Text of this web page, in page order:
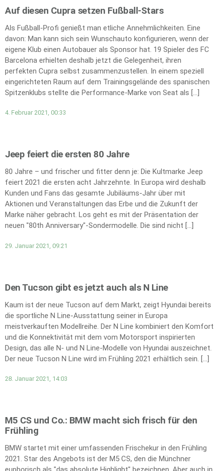
Auf diesen Cupra setzen Fußball-Stars
Als Fußball-Profi genießt man etliche Annehmlichkeiten. Eine
davon: Man kann sich sein Wunschauto konfigurieren, wenn der
eigene Klub einen Autobauer als Sponsor hat. 19 Spieler des FC
Barcelona erhielten deshalb jetzt die Gelegenheit, ihren
perfekten Cupra selbst zusammenzustellen. In einem speziell
eingerichteten Raum auf dem Trainingsgelände des spanischen
Spitzenklubs stellte die Performance-Marke von Seat als […]
4. Februar 2021, 00:33
Jeep feiert die ersten 80 Jahre
80 Jahre – und frischer und fitter denn je: Die Kultmarke Jeep
feiert 2021 die ersten acht Jahrzehnte. In Europa wird deshalb
Kunden und Fans das gesamte Jubiläums-Jahr über mit
Aktionen und Veranstaltungen das Erbe und die Zukunft der
Marke näher gebracht. Los geht es mit der Präsentation der
neuen "80th Anniversary"-Sondermodelle. Die sind nicht […]
29. Januar 2021, 09:21
Den Tucson gibt es jetzt auch als N Line
Kaum ist der neue Tucson auf dem Markt, zeigt Hyundai bereits
die sportliche N Line-Ausstattung seiner in Europa
meistverkauften Modellreihe. Der N Line kombiniert den Komfort
und die Konnektivität mit dem vom Motorsport inspirierten
Design, das alle N- und N Line-Modelle von Hyundai auszeichnet.
Der neue Tucson N Line wird im Frühling 2021 erhältlich sein. […]
28. Januar 2021, 14:03
M5 CS und Co.: BMW macht sich frisch für den
Frühling
BMW startet mit einer umfassenden Frischekur in den Frühling
2021. Star des Angebots ist der M5 CS, den die Münchner